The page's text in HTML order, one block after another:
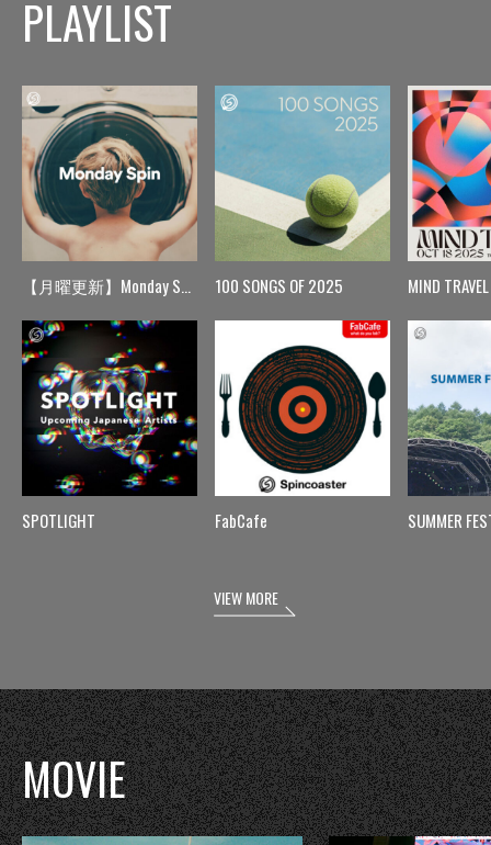
PLAYLIST
【月曜更新】Monday Spin
SPOTLIGHT
100 SONGS OF 2025
FabCafe
MIND TRAVEL
SUMMER
VIEW MORE
MOVIE